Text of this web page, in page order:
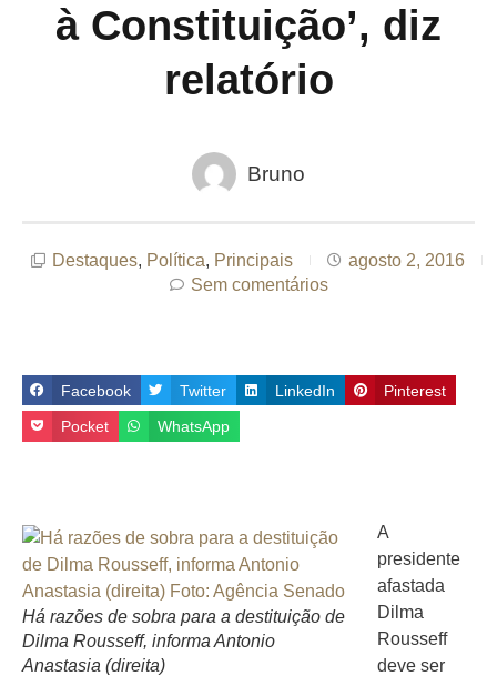
à Constituição’, diz
relatório
Bruno
Destaques, Política, Principais
agosto 2, 2016
Sem comentários
Facebook Twitter LinkedIn Pinterest
Pocket WhatsApp
Há razões de sobra para a destituição de
Dilma Rousseff, informa Antonio
Anastasia (direita)
A
presidente
afastada
Dilma
Rousseff
deve ser